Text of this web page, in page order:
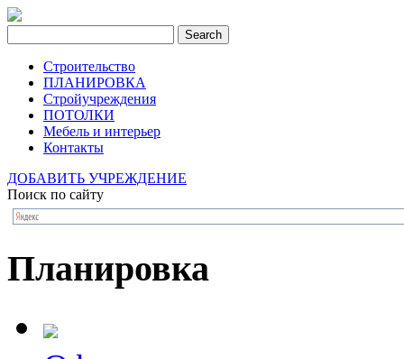
Строительство
ПЛАНИРОВКА
Стройучреждения
ПОТОЛКИ
Мебель и интерьер
Контакты
ДОБАВИТЬ УЧРЕЖДЕНИЕ
Поиск по сайту
Планировка